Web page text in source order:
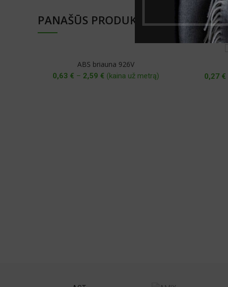
PANAŠŪS PRODUKTAI
ABS briauna 926V
0,63 € – 2,59 € Price
(kaina už metrą) 0,27 €